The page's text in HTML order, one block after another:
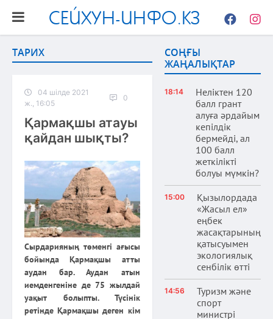
СЕЙХУН-ИНФО.КЗ
Facebook
ТАРИХ
04 шілде 2021
ж., 16:05
0
Қармақшы атауы
қайдан шықты?
Сырдарияның төменгі ағысы
бойында Қармақшы атты
аудан бар. Аудан атын
иемденгеніне де 75 жылдай
уақыт болыпты. Түсінік
ретінде Қармақшы деген кім
СОҢҒЫ
ЖАҢАЛЫҚТАР
18:14
Неліктен 120
балл грант
алуға әрдайым
кепілдік
бермейді, ал
100 балл
жеткілікті
болуы мүмкін?
15:00
Қызылордада
«Жасыл ел»
еңбек
жасақтарының
қатысуымен
экологиялық
сенбілік өтті
14:56
Туризм және
спорт
министрі